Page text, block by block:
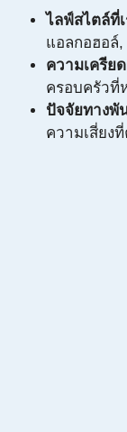
ไลฟ์สไตล์ที่
แอลกอฮอล์
ความเครีย
ครอบครัวที่
ปัจจัยทางพั
ความเสี่ยง